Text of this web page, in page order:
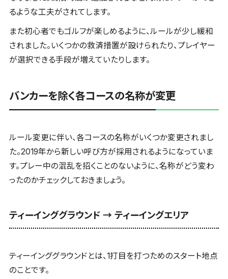
るような工夫がされてします。
また初心者でもゴルフが楽しめるように、ルールが少し緩和
されました。いくつかの救済措置が設けられたり、プレイヤー
が選択できる手段が増えていたりします。
バンカーを除く各コースの名称が変更
ルール変更に伴い、各コースの名称がいくつか変更されまし
た。2019年から新しい呼び方が採用されるようになっていま
す。プレー中の混乱を招くことのないように、名称がどう変わ
ったのかチェックしておきましょう。
ティーインググラウンド → ティーイングエリア
ティーインググラウンドとは、1打目を打つためのスタート地点
のことです。